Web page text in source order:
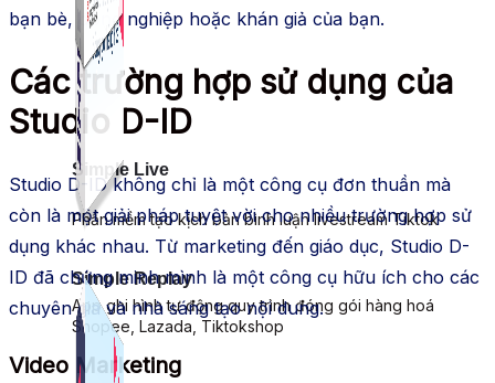
Simple Replay
App ghi hình tự động quy trình đóng gói hàng hoá
Shopee, Lazada, Tiktokshop
Simple Live
Phần mềm tạo kịch bản bình luận livestream Tiktok
bạn bè, đồng nghiệp hoặc khán giả của bạn.
Các trường hợp sử dụng của
Studio D-ID
Studio D-ID không chỉ là một công cụ đơn thuần mà
còn là một giải pháp tuyệt vời cho nhiều trường hợp sử
dụng khác nhau. Từ marketing đến giáo dục, Studio D-
ID đã chứng minh mình là một công cụ hữu ích cho các
chuyên gia và nhà sáng tạo nội dung.
Video Marketing